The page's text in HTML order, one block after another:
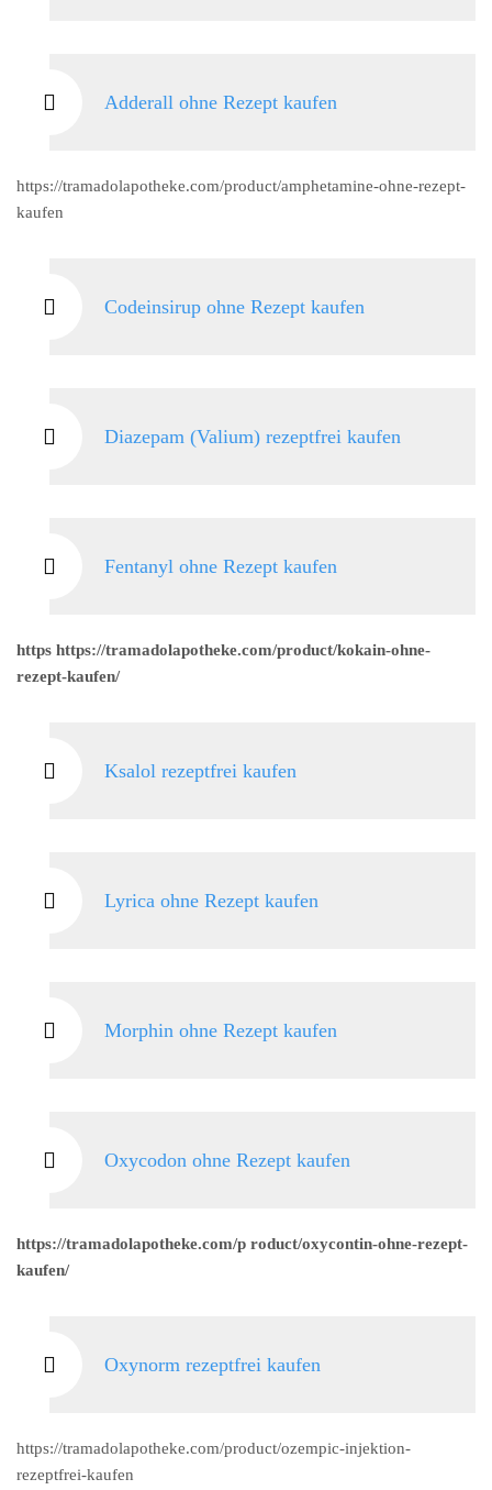
Adderall ohne Rezept kaufen
https://tramadolapotheke.com/product/amphetamine-ohne-rezept-
kaufen
Codeinsirup ohne Rezept kaufen
Diazepam (Valium) rezeptfrei kaufen
Fentanyl ohne Rezept kaufen
https https://tramadolapotheke.com/product/kokain-ohne-
rezept-kaufen/
Ksalol rezeptfrei kaufen
Lyrica ohne Rezept kaufen
Morphin ohne Rezept kaufen
Oxycodon ohne Rezept kaufen
https://tramadolapotheke.com/p roduct/oxycontin-ohne-rezept-
kaufen/
Oxynorm rezeptfrei kaufen
https://tramadolapotheke.com/product/ozempic-injektion-
rezeptfrei-kaufen